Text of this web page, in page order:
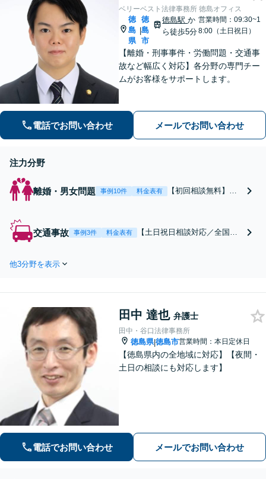
に最後までフォローします！
ベリーベスト法律事務所 徳島オフィス
徳
島
県
|
徳
島
市
徳島駅か
ら徒歩5分
営業時間：09:30~1
8:00（土日祝日）
【離婚・刑事事件・労働問題・交通事
故など幅広く対応】各分野の専門チー
ムがお客様をサポートします。
電話でお問い合わせ メールでお問い合わせ
注力分野
離婚・男女問題 事例10件 料金表有
【初回相談無料】あ
は電話・メールで状
況を丁寧にお聞きし
さい。【リーズナブ
ルな料金設定】
交通事故 事例3件 料金表有
【土日祝日相談対応／全国対
ト！【相談料：初回無料※1】
に、今すぐ相談！
他3分野を表示
田中 達也 弁護士
田中・谷口法律事務所
徳島県|徳島市営業時間：本日定休日
【徳島県内の全地域に対応】【夜間・
土日の相談にも対応します】
電話でお問い合わせ メールでお問い合わせ